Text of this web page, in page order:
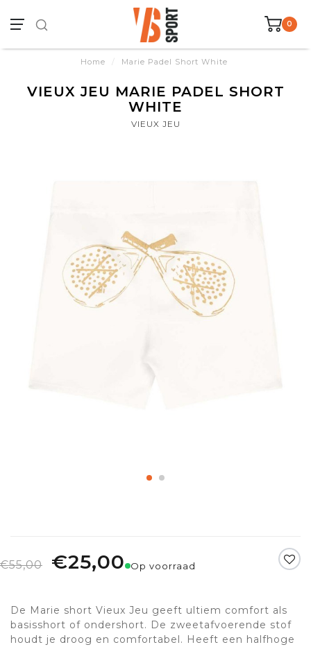
0
Home / Marie Padel Short White
VIEUX JEU MARIE PADEL SHORT
WHITE
VIEUX JEU
€55,00 €25,00 Op voorraad
De Marie short Vieux Jeu geeft ultiem comfort als
basisshort of ondershort. De zweetafvoerende stof
houdt je droog en comfortabel. Heeft een halfhoge